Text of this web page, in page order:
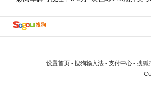
设置首页 - 搜狗输入法 - 支付中心 - 搜狐